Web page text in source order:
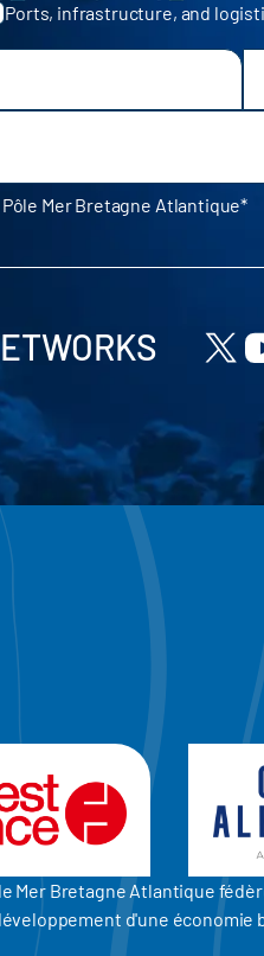
Ports, infrastructure, and
Mer Bretagne Atlantique
Mer Bretagne Atlantique
d'une économie